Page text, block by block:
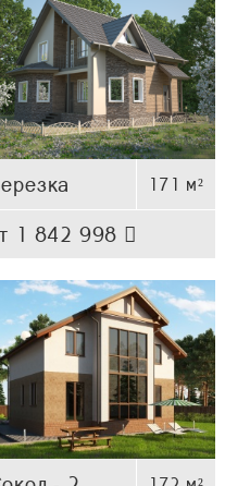
171 м²
1 842 998